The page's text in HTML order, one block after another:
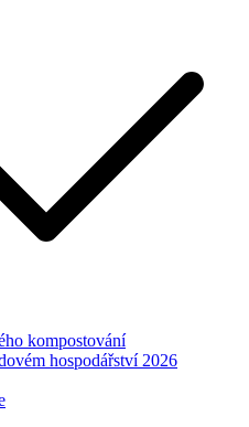
kompostování
hospodářství 2026